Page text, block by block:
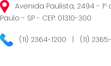
Avenida Paulista, 2494 -
Paulo - SP - CEP: 01310-300
(11) 2364-1200 | (11)